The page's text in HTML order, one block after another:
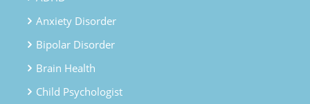
Anxiety Disorder
Bipolar Disorder
Brain Health
Child Psychologist